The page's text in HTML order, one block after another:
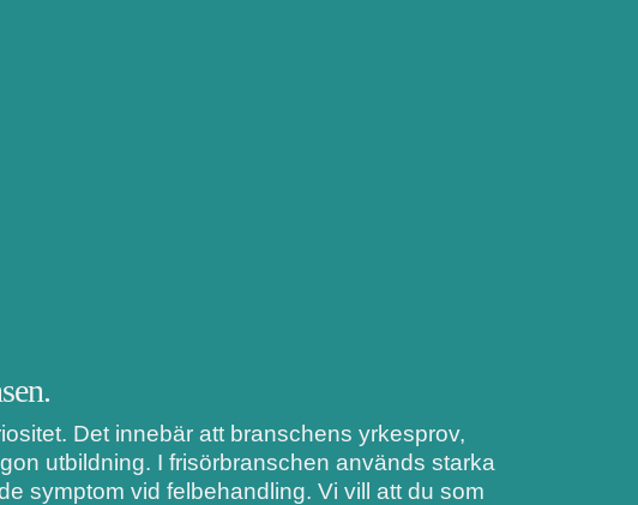
Det innebär att branschens yrkesprov,
utbildning. I frisörbranschen används starka
symptom vid felbehandling. Vi vill att du som